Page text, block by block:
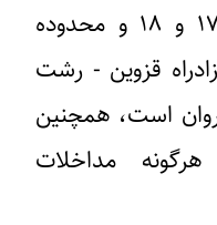
محدوده‌های تونل شماره ۱۷ و ۱۸ و محدوده
قزوین - رشت
است، همچنین
مداخلات